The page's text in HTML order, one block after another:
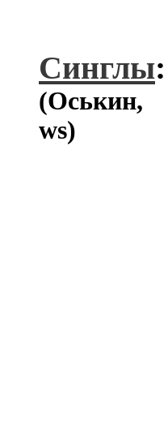
Синглы:
(Оськин,
ws)